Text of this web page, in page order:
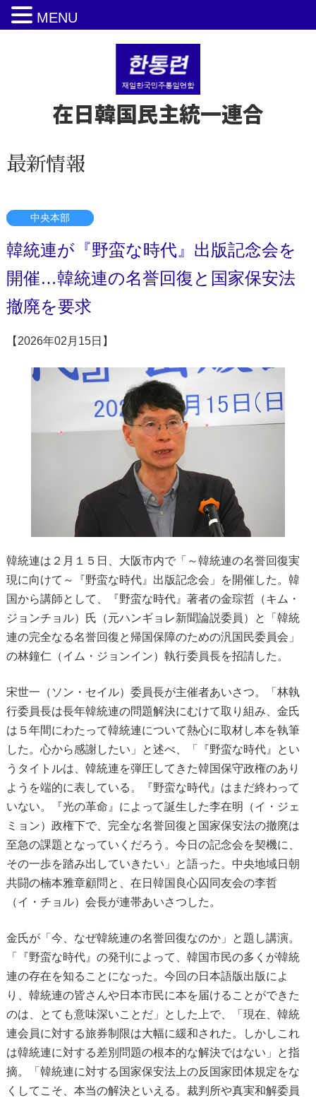
在日韓国民主統一連合
最新情報
中央本部
韓統連が『野蛮な時代』出版記念会を
開催…韓統連の名誉回復と国家保安法
撤廃を要求
【2026年02月15日】
韓統連は２月１５日、大阪市内で「～韓統連の名誉回復実
現に向けて～『野蛮な時代』出版記念会」を開催した。韓
国から講師として、『野蛮な時代』著者の金琮哲（キム・
ジョンチョル）氏（元ハンギョレ新聞論説委員）と「韓統
連の完全なる名誉回復と帰国保障のための汎国民委員会」
の林鐘仁（イム・ジョンイン）執行委員長を招請した。
宋世一（ソン・セイル）委員長が主催者あいさつ。「林執
行委員長は長年韓統連の問題解決にむけて取り組み、金氏
は５年間にわたって韓統連について熱心に取材し本を執筆
した。心から感謝したい」と述べ、「『野蛮な時代』とい
うタイトルは、韓統連を弾圧してきた韓国保守政権のあり
ようを端的に表している。『野蛮な時代』はまだ終わって
いない。『光の革命』によって誕生した李在明（イ・ジェ
ミョン）政権下で、完全な名誉回復と国家保安法の撤廃は
至急の課題となっていくだろう。今日の記念会を契機に、
その一歩を踏み出していきたい」と語った。中央地域日朝
共闘の楠本雅章顧問と、在日韓国良心囚同友会の李哲
（イ・チョル）会長が連帯あいさつした。
金氏が「今、なぜ韓統連の名誉回復なのか」と題し講演。
「『野蛮な時代』の発刊によって、韓国市民の多くが韓統
連の存在を知ることになった。今回の日本語版出版によ
り、韓統連の皆さんや日本市民に本を届けることができた
のは、とても意味深いことだ」とした上で、「現在、韓統
連会員に対する旅券制限は大幅に緩和された。しかしこれ
は韓統連に対する差別問題の根本的な解決ではない」と指
摘。「韓統連に対する国家保安法上の反国家団体規定をな
くしてこそ、本当の解決といえる。裁判所や真実和解委員
MENU